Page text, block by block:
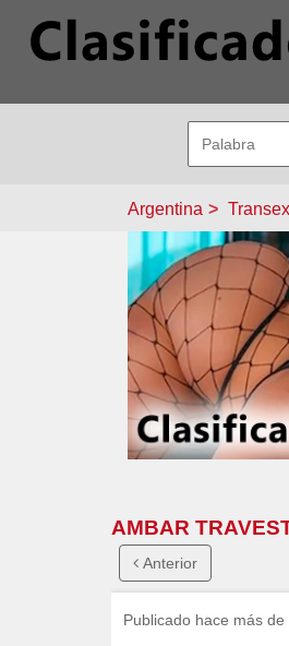
Argentina
AMBAR
Anterior
Publicado hace más de